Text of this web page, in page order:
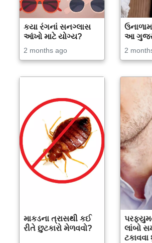
કયા રંગનાં સનગ્લાસ
આંખો માટે યોગ્ય?
2 months ago
આ
2
માકડના ત્રાસથી કઈ
રીતે છુટકારો મેળવવો?
લાંબો